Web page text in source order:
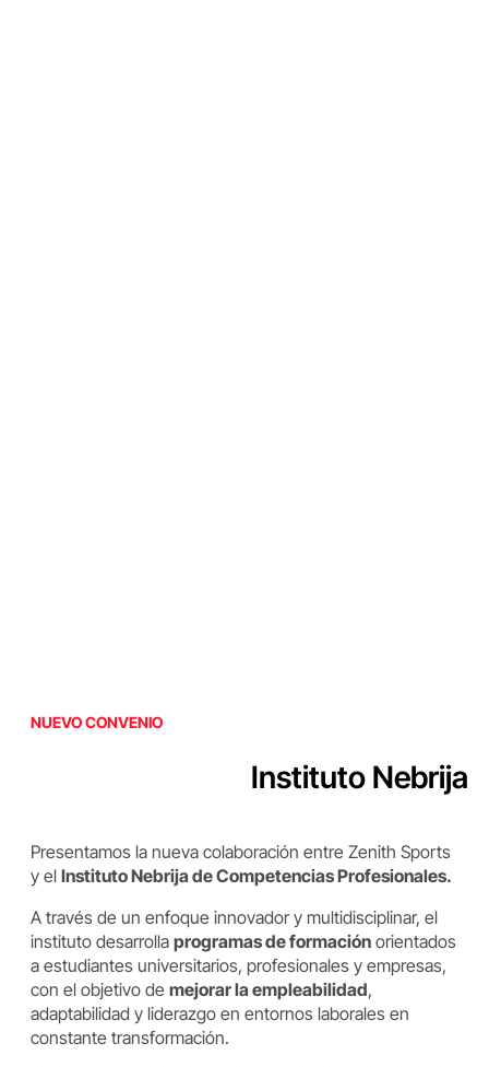
NUEVO CONVENIO
Instituto Nebrija
Presentamos la nueva colaboración entre Zenith Sports
y el Instituto Nebrija de Competencias Profesionales.
A través de un enfoque innovador y multidisciplinar, el
instituto desarrolla programas de formación orientados
a estudiantes universitarios, profesionales y empresas,
con el objetivo de mejorar la empleabilidad,
adaptabilidad y liderazgo en entornos laborales en
constante transformación.